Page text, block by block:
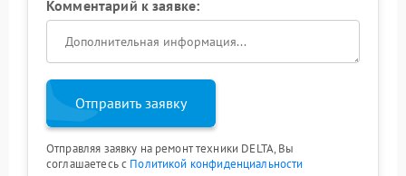
Комментарий к заявке:
Отправить заявку
Отправляя заявку на ремонт техники DELTA, Вы
соглашаетесь с Политикой конфиденциальности